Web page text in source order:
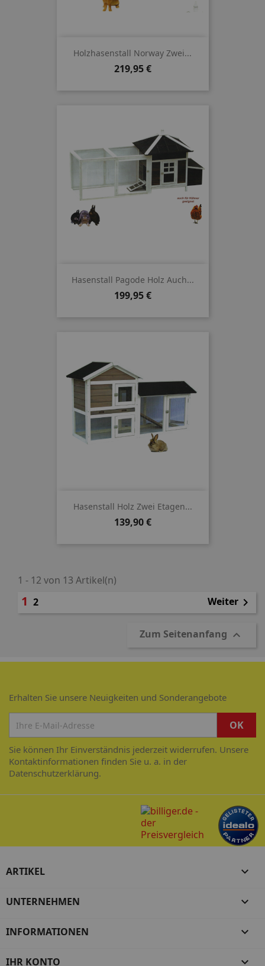
Holzhasenstall Norway Zwei...
Preis
219,95 €
Hasenstall Pagode Holz Auch...
Preis
199,95 €
Hasenstall Holz Zwei Etagen...
Preis
139,90 €
1 - 12 von 13 Artikel(n)
1 2 Weiter 
Zum Seitenanfang 
Erhalten Sie unsere Neuigkeiten und Sonderangebote
Sie können Ihr Einverständnis jederzeit widerrufen. Unsere
Kontaktinformationen finden Sie u. a. in der
Datenschutzerklärung.
ARTIKEL 
UNTERNEHMEN 
INFORMATIONEN 
IHR KONTO 